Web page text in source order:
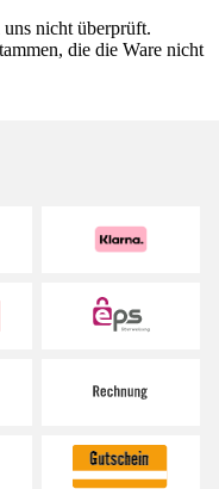
nicht überprüft.
die die Ware nicht